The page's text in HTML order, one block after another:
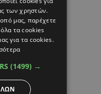
των χρηστών.
μας, παρέχετε
τα cookies
για τα cookies.
(1499) →